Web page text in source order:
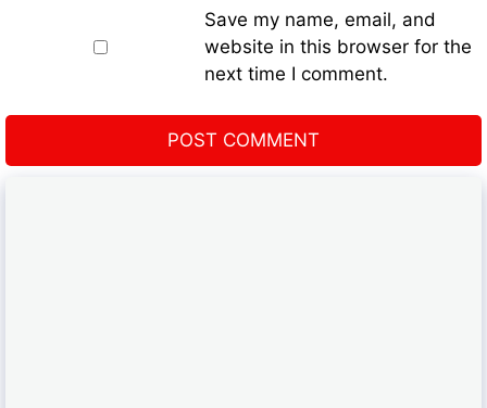
Save my name, email, and
website in this browser for the
next time I comment.